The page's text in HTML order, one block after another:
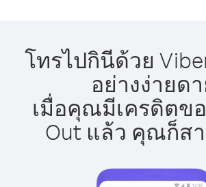
โทรไปกินีด้วย
อย่างง่ายด
เมื่อคุณมีเครดิตข
Out แล้ว คุณก็ส